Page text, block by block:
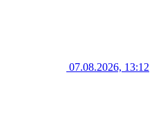
07.08.2026, 13:12